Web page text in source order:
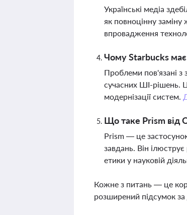
Українські медіа
як повноцінну заміну
впровадження
Чому Starbucks
Проблеми пов'язані з
сучасних ШІ-рішень.
модернізації систем.
Що таке Prism від
Prism — це
завдань. Він
етики у науковій
Кожне з питань — це
розширений підсумок за